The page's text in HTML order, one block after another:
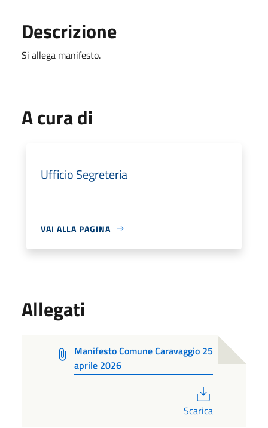
Descrizione
Si allega manifesto.
A cura di
Ufficio Segreteria
VAI ALLA PAGINA
Allegati
Manifesto Comune Caravaggio 25
aprile 2026
Scarica